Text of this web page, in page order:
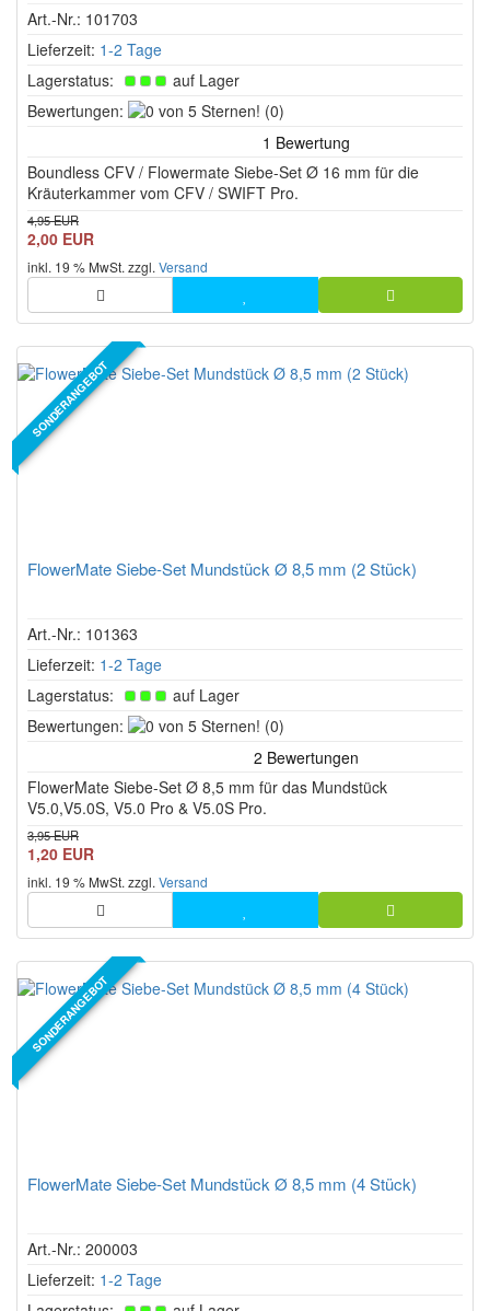
Art.-Nr.: 101703
Lieferzeit: 1-2 Tage
Lagerstatus:
auf Lager
Bewertungen:
0
5
Sternen!
(0)
Boundless CFV / Flowermate Siebe-Set Ø 16 mm für die
Kräuterkammer vom CFV / SWIFT Pro.
4,95 EUR
2,00 EUR
inkl. 19 % MwSt. zzgl. Versand
SONDERANGEBOT
FlowerMate Siebe-Set Mundstück Ø 8,5 mm (2 Stück)
Art.-Nr.: 101363
Lieferzeit: 1-2 Tage
Lagerstatus:
auf Lager
Bewertungen:
0
5
Sternen!
(0)
FlowerMate Siebe-Set Ø 8,5 mm für das Mundstück
V5.0,V5.0S, V5.0 Pro & V5.0S Pro.
3,95 EUR
1,20 EUR
inkl. 19 % MwSt. zzgl. Versand
SONDERANGEBOT
FlowerMate Siebe-Set Mundstück Ø 8,5 mm (4 Stück)
Art.-Nr.: 200003
Lieferzeit: 1-2 Tage